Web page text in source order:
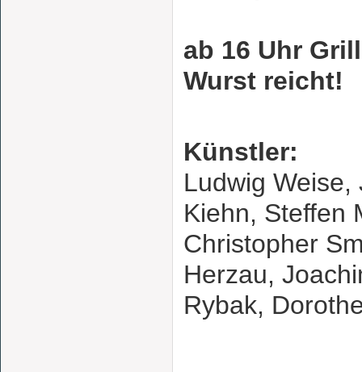
ab 16 Uhr
Wurst reicht!
Künstler:
Ludwig Weise,
Kiehn, Steffen
Christopher
Herzau,
Rybak,